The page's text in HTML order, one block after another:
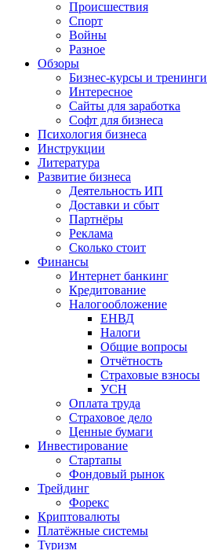
Происшествия
Спорт
Войны
Разное
Обзоры
Бизнес-курсы и тренинги
Интересное
Сайты для заработка
Софт для бизнеса
Психология бизнеса
Инструкции
Литература
Развитие бизнеса
Деятельность ИП
Доставки и сбыт
Партнёры
Реклама
Сколько стоит
Финансы
Интернет банкинг
Кредитование
Налогообложение
ЕНВД
Налоги
Общие вопросы
Отчётность
Страховые взносы
УСН
Оплата труда
Страховое дело
Ценные бумаги
Инвестирование
Стартапы
Фондовый рынок
Трейдинг
Форекс
Криптовалюты
Платёжные системы
Туризм